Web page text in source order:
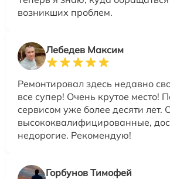
возникших проблем.
Лебедев Максим
Ремонтировал здесь недавно
все супер! Очень крутое место!
сервисом уже более десяти лет.
высококвалифицированные,
недорогие. Рекомендую!
Горбунов Тимофей